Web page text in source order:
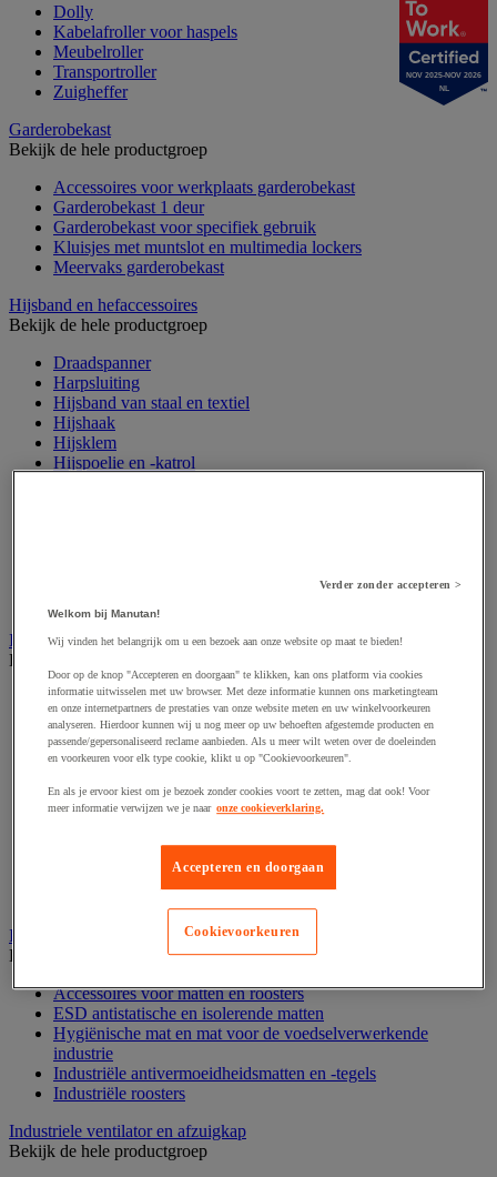
Dolly
Kabelafroller voor haspels
Meubelroller
Transportroller
Zuigheffer
Garderobekast
Bekijk de hele productgroep
Accessoires voor werkplaats garderobekast
Garderobekast 1 deur
Garderobekast voor specifiek gebruik
Kluisjes met muntslot en multimedia lockers
Meervaks garderobekast
Hijsband en hefaccessoires
Bekijk de hele productgroep
Draadspanner
Harpsluiting
Hijsband van staal en textiel
Hijshaak
Hijsklem
Hijspoelie en -katrol
Industriële en magazijnstellingen
Bekijk de hele productgroep
Doorschuifstelling en doorrolstelling
Draagarmstelling voor lange lasten
Entresol voor magazijn
Lichte stelling
Palletstelling
Rek voor haspels en spoelen
Stellingen voor de automobielindustrie
Industriële mat, tegel en rooster
Bekijk de hele productgroep
Accessoires voor matten en roosters
ESD antistatische en isolerende matten
Hygiënische mat en mat voor de voedselverwerkende
industrie
Industriële antivermoeidheidsmatten en -tegels
Industriële roosters
Industriele ventilator en afzuigkap
Bekijk de hele productgroep
NOV 2025-NOV 2026
NL
Verder zonder accepteren >
Welkom bij Manutan!
Wij vinden het belangrijk om u een bezoek aan onze website op maat te bieden!
Door op de knop "Accepteren en doorgaan" te klikken, kan ons platform via cookies
informatie uitwisselen met uw browser. Met deze informatie kunnen ons marketingteam
en onze internetpartners de prestaties van onze website meten en uw winkelvoorkeuren
analyseren. Hierdoor kunnen wij u nog meer op uw behoeften afgestemde producten en
passende/gepersonaliseerd reclame aanbieden. Als u meer wilt weten over de doeleinden
en voorkeuren voor elk type cookie, klikt u op "Cookievoorkeuren".
En als je ervoor kiest om je bezoek zonder cookies voort te zetten, mag dat ook! Voor
meer informatie verwijzen we je naar onze cookieverklaring.
Accepteren en doorgaan
Cookievoorkeuren